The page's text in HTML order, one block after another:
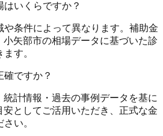
いくらですか？
条件によって異なります。補助金
矢部市の相場データに基づいた診
す。
ですか？
計情報・過去の事例データを基に
としてご活用いただき、正式な金
い。